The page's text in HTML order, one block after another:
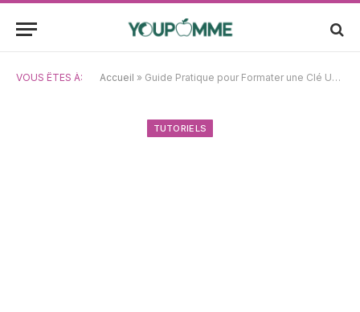
VOUS ÊTES À: Accueil » Guide Pratique pour Formater une Clé USB en FAT32 sur MacBook Air/Pro et Mac de Bureau
TUTORIELS